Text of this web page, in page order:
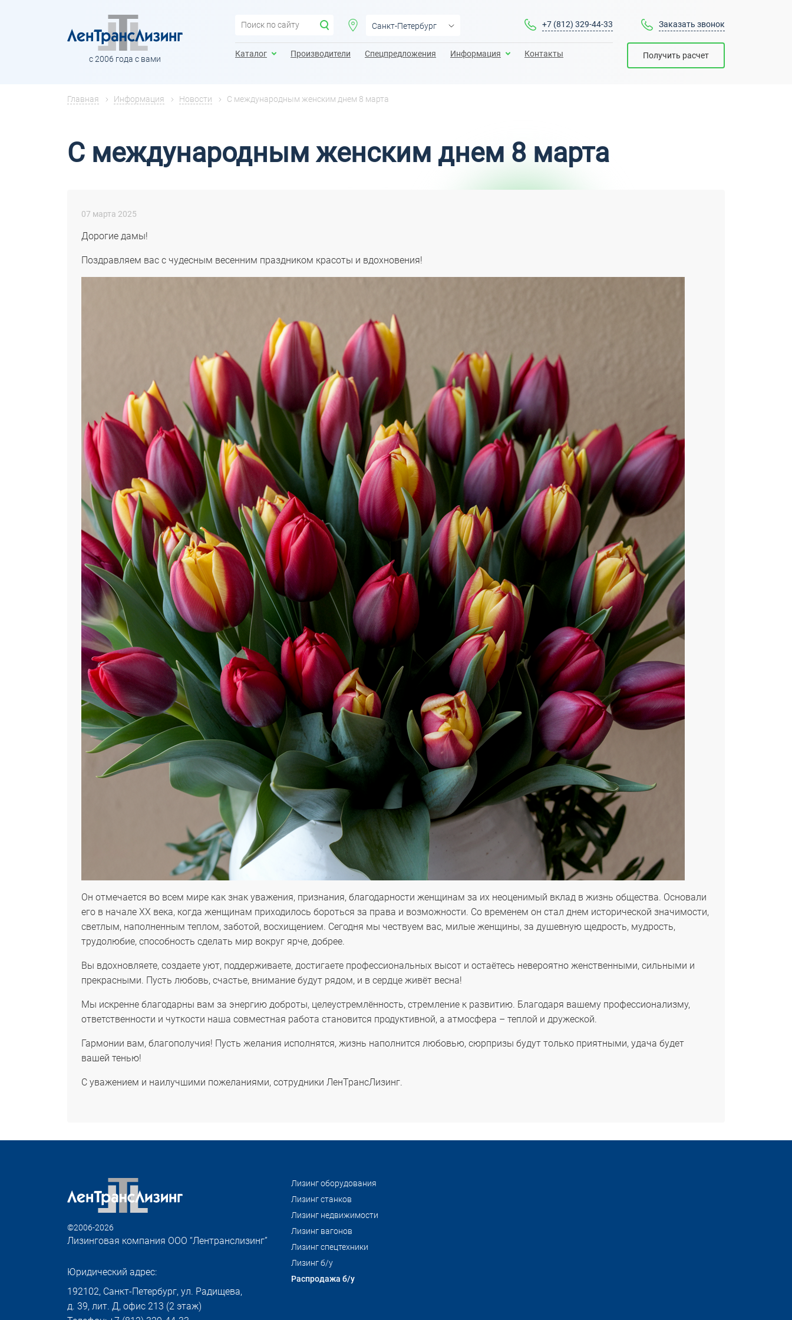
с 2006 года с вами
Санкт-Петербург
Санкт-Петербург
Казань
Нижний Новгород
+7 (812) 329-44-33
Каталог Производители Спецпредложения Информация Контакты
Заказать звонок
Получить расчет
Главная Информация Новости С международным женским днем 8 марта
С международным женским днем 8 марта
07 марта 2025
Дорогие дамы!
Поздравляем вас с чудесным весенним праздником красоты и вдохновения!
Он отмечается во всем мире как знак уважения, признания, благодарности женщинам за их неоценимый вклад в жизнь общества. Основали
его в начале XX века, когда женщинам приходилось бороться за права и возможности. Со временем он стал днем исторической значимости,
светлым, наполненным теплом, заботой, восхищением. Сегодня мы чествуем вас, милые женщины, за душевную щедрость, мудрость,
трудолюбие, способность сделать мир вокруг ярче, добрее.
Вы вдохновляете, создаете уют, поддерживаете, достигаете профессиональных высот и остаётесь невероятно женственными, сильными и
прекрасными. Пусть любовь, счастье, внимание будут рядом, и в сердце живёт весна!
Мы искренне благодарны вам за энергию доброты, целеустремлённость, стремление к развитию. Благодаря вашему профессионализму,
ответственности и чуткости наша совместная работа становится продуктивной, а атмосфера – теплой и дружеской.
Гармонии вам, благополучия! Пусть желания исполнятся, жизнь наполнится любовью, сюрпризы будут только приятными, удача будет
вашей тенью!
С уважением и наилучшими пожеланиями, сотрудники ЛенТрансЛизинг.
©2006-2026
Лизинговая компания ООО “Лентранслизинг”
Юридический адрес:
192102, Санкт-Петербург, ул. Радищева,
д. 39, лит. Д, офис 213 (2 этаж)
Лизинг оборудования
Лизинг станков
Лизинг недвижимости
Лизинг вагонов
Лизинг спецтехники
Лизинг б/у
Распродажа б/у